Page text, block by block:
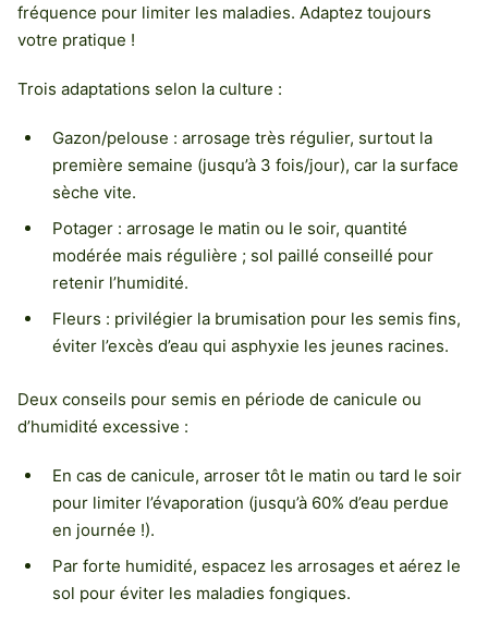
fréquence pour limiter les maladies. Adaptez toujours
votre pratique !
Trois adaptations selon la culture :
Gazon/pelouse : arrosage très régulier, surtout la
première semaine (jusqu’à 3 fois/jour), car la surface
sèche vite.
Potager : arrosage le matin ou le soir, quantité
modérée mais régulière ; sol paillé conseillé pour
retenir l’humidité.
Fleurs : privilégier la brumisation pour les semis fins,
éviter l’excès d’eau qui asphyxie les jeunes racines.
Deux conseils pour semis en période de canicule ou
d’humidité excessive :
En cas de canicule, arroser tôt le matin ou tard le soir
pour limiter l’évaporation (jusqu’à 60% d’eau perdue
en journée !).
Par forte humidité, espacez les arrosages et aérez le
sol pour éviter les maladies fongiques.